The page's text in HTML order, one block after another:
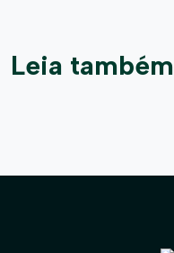
Leia também